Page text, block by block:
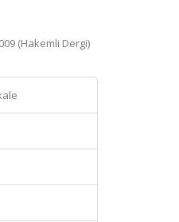
(Hakemli Dergi)